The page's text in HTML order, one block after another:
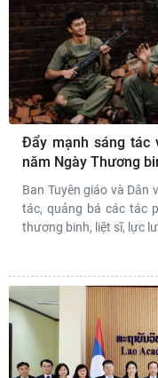
Đẩy mạnh sáng tác
năm Ngày Thương
Ban Tuyên giáo và Dân
tác, quảng bá các tác
thương binh, liệt sĩ, lực